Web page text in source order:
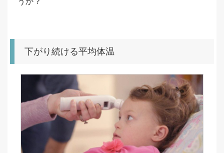
下がり続ける平均体温